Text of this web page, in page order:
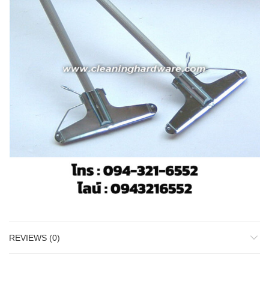
REVIEWS (0)